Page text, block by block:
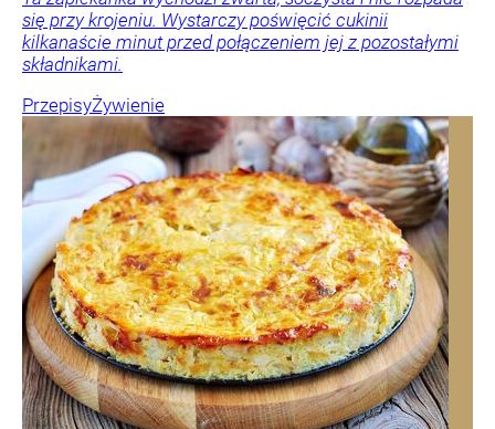
się przy krojeniu. Wystarczy poświęcić cukinii
kilkanaście minut przed połączeniem jej z pozostałymi
składnikami.
PrzepisyŻywienie